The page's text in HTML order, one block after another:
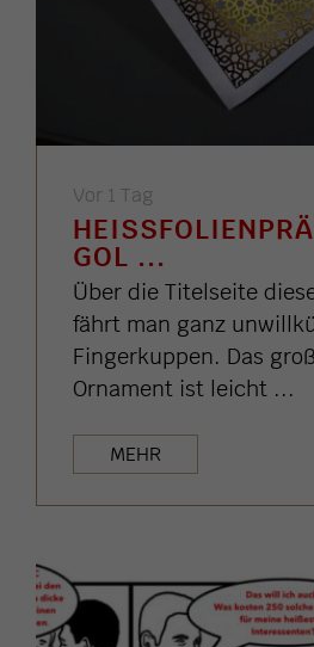
Vor 1 Tag
OL ...
Über die Titelseite
fährt man ganz
Fingerkuppen. Das
Ornament ist leicht ...
MEHR